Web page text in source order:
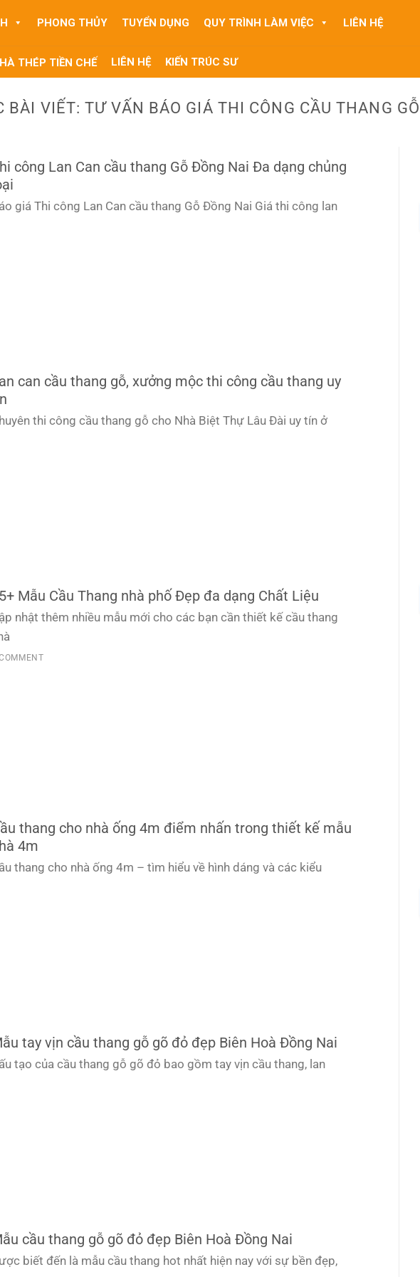
PHONG THỦY TUYỂN DỤNG QUY TRÌNH LÀM VIỆC LIÊN HỆ
THÉP TIỀN CHẾ LIÊN HỆ KIẾN TRÚC SƯ
BÀI VIẾT:TƯ VẤN BÁO GIÁ THI CÔNG CẦU THANG GỖ
công Lan Can cầu thang Gỗ Đồng Nai Đa dạng chủng
giá Thi công Lan Can cầu thang Gỗ Đồng Nai Giá thi công lan
can cầu thang gỗ, xưởng mộc thi công cầu thang uy
thi công cầu thang gỗ cho Nhà Biệt Thự Lâu Đài uy tín ở
Mẫu Cầu Thang nhà phố Đẹp đa dạng Chất Liệu
nhật thêm nhiều mẫu mới cho các bạn cần thiết kế cầu thang
thang cho nhà ống 4m điểm nhấn trong thiết kế mẫu
4m
thang cho nhà ống 4m – tìm hiểu về hình dáng và các kiểu
tay vịn cầu thang gỗ gõ đỏ đẹp Biên Hoà Đồng Nai
tạo của cầu thang gỗ gõ đỏ bao gồm tay vịn cầu thang, lan
cầu thang gỗ gõ đỏ đẹp Biên Hoà Đồng Nai
biết đến là mẫu cầu thang hot nhất hiện nay với sự bền đẹp,